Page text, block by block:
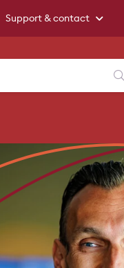
Support & contact